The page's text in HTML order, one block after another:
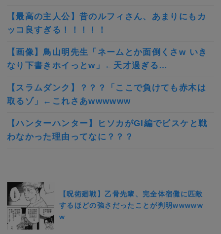
【最高の主人公】昔のルフィさん、あまりにもカ
ッコ良すぎる！！！！！
【画像】鳥山明先生「ネームとか面倒くさw いき
なり下書きホイっとw」←天才過ぎる…
【スラムダンク】？？？「ここで負けても赤木は
取るゾ」←これさあwwwwww
【ハンターハンター】ヒソカがGI編でビスケと戦
わなかった理由ってなに？？？
【呪術廻戦】乙骨先輩、完全体宿儺に匹敵
するほどの強さだったことが判明wwwww
w